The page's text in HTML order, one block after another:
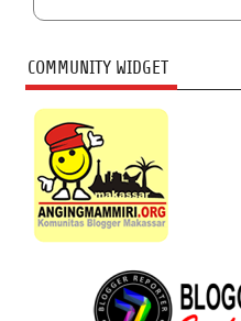
COMMUNITY WIDGET